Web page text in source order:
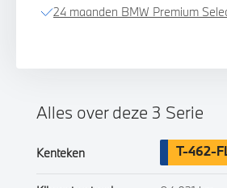
24 maanden BMW Premium
Alles over deze 3 Serie
Kenteken T-462-